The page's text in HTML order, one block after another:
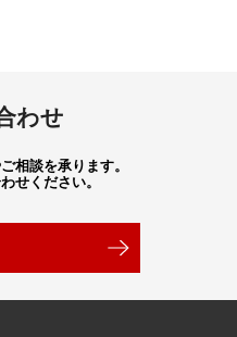
わせ
相談を承ります。
せください。